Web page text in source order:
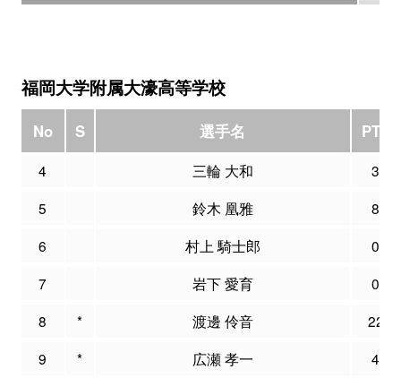
福岡大学附属大濠高等学校
No S 選手名 PTS
4 三輪 大和
3
5
鈴木 凰雅
8
6
村上 騎士郎
0
7
岩下 愛育
0
8
* 渡邊 伶音
22
9
* 広瀬 孝一 4